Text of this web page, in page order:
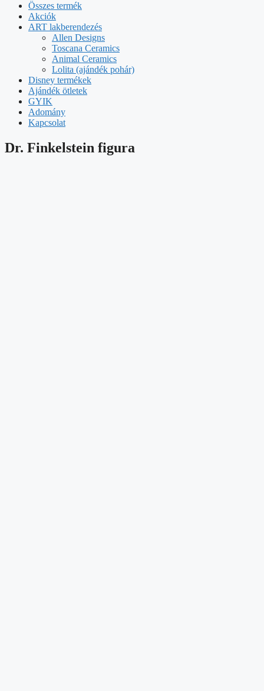
Összes termék
Akciók
ART lakberendezés
Allen Designs
Toscana Ceramics
Animal Ceramics
Lolita (ajándék pohár)
Disney termékek
Ajándék ötletek
GYIK
Adomány
Kapcsolat
Dr. Finkelstein figura